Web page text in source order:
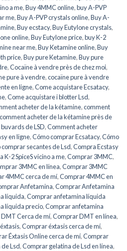
a me,Buy 4MMC online,buy A-PVP
me,Buy A-PVP crystals online,Buy A-
,Buy ecstacy,Buy Eutylone crystals,
online,Buy Eutylone price,buy K-2
near me,Buy Ketamine online,Buy
price,Buy pure Ketamine,Buy pure
,Cocaïne à vendre près de chez moi,
pure à vendre,cocaïne pure à vendre
en ligne,Come acquistare Ecsatacy,
,Come acquistare i blotter Lsd,
acheter de la kétamine,comment
comment acheter de la kétamine près de
de LSD,Comment acheter
en ligne,Cómo comprar Ecsatacy,Cómo
comprar secantes de Lsd,Compra Ecstasy
K-2 SpiceS vicino a me,Comprar 3MMC,
3MMC en línea,Comprar 3MMC
4MMC cerca de mí,Comprar 4MMC en
Anfetamina,Comprar Anfetamina
líquida,Comprar anfetamina líquida
líquida precio,Comprar anfetamina
Cerca de mí,Comprar DMT en línea,
,Comprar éxtasis cerca de mí,
Éxtasis Online cerca de mí,Comprar
Lsd,Comprar gelatina de Lsd en línea,